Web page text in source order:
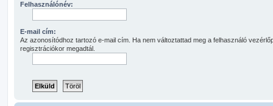
Felhasználónév:
E-mail cím:
Az azonosítódhoz tartozó e-mail cím. Ha nem változtattad meg a felhasználó
regisztrációkor megadtál.